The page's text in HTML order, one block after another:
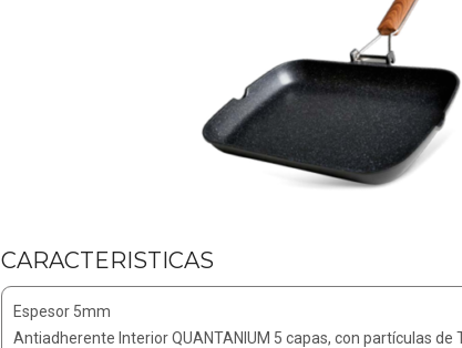
CARACTERISTICAS
Espesor 5mm
Antiadherente Interior QUANTANIUM 5 capas, con partículas de